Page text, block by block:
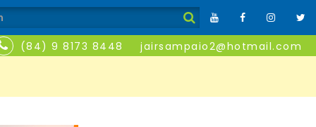
(84) 9 8173 8448 jairsampaio2@hotmail.com